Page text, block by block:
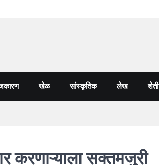
खेळ सांस्कृतिक लेख शेती
करणाऱ्याला सक्तमजुरी